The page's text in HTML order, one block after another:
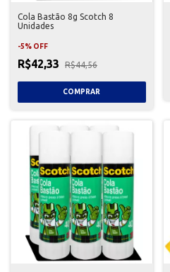
Cola Bastão 8g Scotch 8
Unidades
-5% OFF
R$42,33 R$44,56